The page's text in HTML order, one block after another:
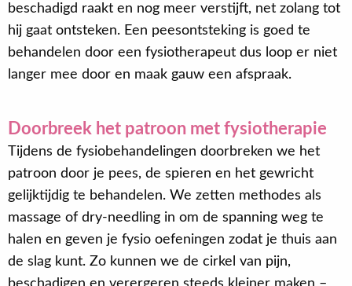
beschadigd raakt en nog meer verstijft, net zolang tot
hij gaat ontsteken. Een peesontsteking is goed te
behandelen door een fysiotherapeut dus loop er niet
langer mee door en maak gauw een afspraak.
Doorbreek het patroon met fysiotherapie
Tijdens de fysiobehandelingen doorbreken we het
patroon door je pees, de spieren en het gewricht
gelijktijdig te behandelen. We zetten methodes als
massage of dry-needling in om de spanning weg te
halen en geven je fysio oefeningen zodat je thuis aan
de slag kunt. Zo kunnen we de cirkel van pijn,